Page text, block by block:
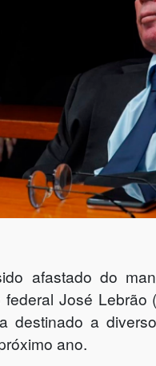
afastado do
José
destinado a
ano.